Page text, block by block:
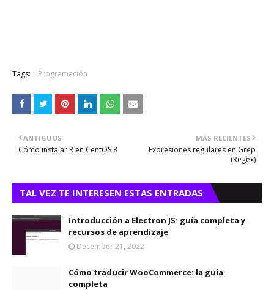
Tags: Programación
MÁS RECIENTES
Expresiones regulares en Grep
(Regex)
ANTIGUOS
Cómo instalar R en CentOS 8
TAL VEZ TE INTERESEN ESTAS ENTRADAS
Introducción a Electron JS: guía completa y
recursos de aprendizaje
December 21, 2022
Cómo traducir WooCommerce: la guía
completa